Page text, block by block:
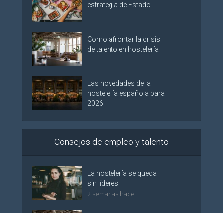
estrategia de Estado
Como afrontar la crisis
de talento en hostelería
Las novedades de la
hostelería española para
2026
Consejos de empleo y talento
La hostelería se queda
sin líderes
2 semanas hace